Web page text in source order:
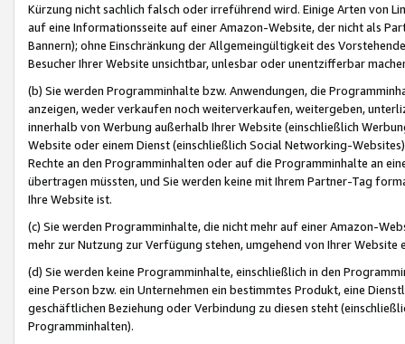
Kürzung nicht sachlich falsch oder irreführend wird. Einige Arten von
auf eine Informationsseite auf einer Amazon-Website, der nicht als
Bannern); ohne Einschränkung der Allgemeingültigkeit des
Besucher Ihrer Website unsichtbar, unlesbar oder unentzifferbar
(b) Sie werden Programminhalte bzw. Anwendungen, die
anzeigen, weder verkaufen noch weiterverkaufen, weitergeben,
innerhalb von Werbung außerhalb Ihrer Website (einschließlich
Website oder einem Dienst (einschließlich Social Networking-
Rechte an den Programminhalten oder auf die Programminhalte an
übertragen müssten, und Sie werden keine mit Ihrem Partner-Tag
Ihre Website ist.
(c) Sie werden Programminhalte, die nicht mehr auf einer Amazon-
mehr zur Nutzung zur Verfügung stehen, umgehend von Ihrer
(d) Sie werden keine Programminhalte, einschließlich in den
eine Person bzw. ein Unternehmen ein bestimmtes Produkt, eine
geschäftlichen Beziehung oder Verbindung zu diesen steht
Programminhalten).